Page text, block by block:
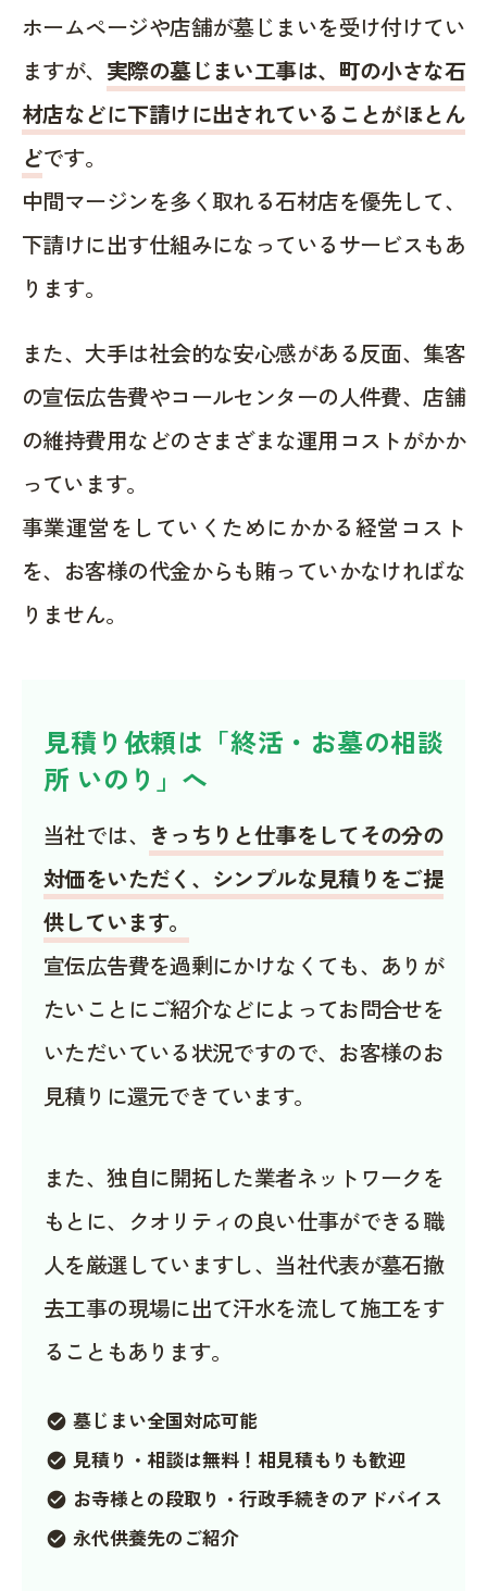
ホームページや店舗が墓じまいを受け付けてい
ますが、 実際の墓じまい工事は、町の小さな石
材店などに下請けに出されていることがほとん
どです。
中間マージンを多く取れる石材店を優先して、
下請けに出す仕組みになっているサービスもあ
ります。
また、大手は社会的な安心感がある反面、集客
の宣伝広告費やコールセンターの人件費、店舗
の維持費用などのさまざまな運用コストがかか
っています。
事業運営をしていくためにかかる経営コスト
を、お客様の代金からも賄っていかなければな
りません。
見積り依頼は「終活・お墓の相談
所 いのり」へ
当社では、 きっちりと仕事をしてその分の
対価をいただく、シンプルな見積りをご提
供しています。
宣伝広告費を過剰にかけなくても、ありが
たいことにご紹介などによってお問合せを
いただいている状況ですので、お客様のお
見積りに還元できています。
また、独自に開拓した業者ネットワークを
もとに、クオリティの良い仕事ができる職
人を厳選していますし、当社代表が墓石撤
去工事の現場に出て汗水を流して施工をす
ることもあります。
check_circle 墓じまい全国対応可能
check_circle 見積り・相談は無料！相見積もりも歓迎
check_circle お寺様との段取り・行政手続きのアドバイス
check_circle 永代供養先のご紹介